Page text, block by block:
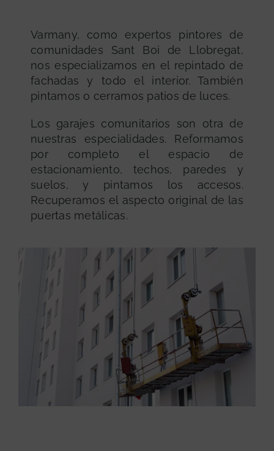
Varmany, como expertos pintores de
comunidades Sant Boi de Llobregat,
nos especializamos en el repintado de
fachadas y todo el interior. También
pintamos o cerramos patios de luces.
Los garajes comunitarios son otra de
nuestras especialidades. Reformamos
por completo el espacio de
estacionamiento, techos, paredes y
suelos, y pintamos los accesos.
Recuperamos el aspecto original de las
puertas metálicas.